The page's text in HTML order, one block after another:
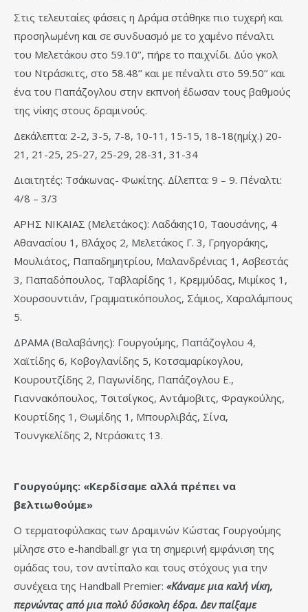
Στις τελευταίες φάσεις η Δράμα στάθηκε πιο τυχερή και
προσηλωμένη και σε συνδυασμό με το χαμένο πέναλτι
του Μελετάκου στο 59.10’’, πήρε το παιχνίδι. Δύο γκολ
του Ντράσκιτς, στο 58.48’’ και με πέναλτι στο 59.50’’ και
ένα του Παπάζογλου στην εκπνοή έδωσαν τους βαθμούς
της νίκης στους δραμινούς.
Δεκάλεπτα: 2-2, 3-5, 7-8, 10-11, 15-15, 18-18(ημίχ.) 20-
21, 21-25, 25-27, 25-29, 28-31, 31-34
Διαιτητές: Τσάκωνας- Φωκίτης. Δίλεπτα: 9 – 9. Πέναλτι:
4/8 – 3/3
ΑΡΗΣ ΝΙΚΑΙΑΣ (Μελετάκος): Λαδάκης10, Ταουσάνης, 4
Αθανασίου 1, Βλάχος 2, Μελετάκος Γ. 3, Γρηγοράκης,
Μουλιάτος, Παπαδημητρίου, Μαλανδρένιας 1, Ασβεστάς
3, Παπαδόπουλος, Ταβλαρίδης 1, Κρεμμύδας, Μιμίκος 1,
Χουρσουντιάν, Γραμματικόπουλος, Σάμιος, Χαραλάμπους
5.
ΔΡΑΜΑ (Βαλαβάνης): Γουργούμης, Παπάζογλου 4,
Χαϊτίδης 6, Κοβογλανίδης 5, Κοτσαμαρίκογλου,
Κουρουτζίδης 2, Παγωνίδης, Παπάζογλου Ε.,
Γιαννακόπουλος, Τσιτσίγκος, Αντάμοβιτς, Φραγκούλης,
Κουρτίδης 1, Θωμίδης 1, Μπουρλιβάς, Σίνα,
Τουνγκελίδης 2, Ντράσκιτς 13.
Γουργούμης: «Κερδίσαμε αλλά πρέπει να
βελτιωθούμε»
Ο τερματοφύλακας των Δραμινών Κώστας Γουργούμης
μίλησε στο e-handball.gr για τη σημερινή εμφάνιση της
ομάδας του, τον αντίπαλο και τους στόχους για την
συνέχεια της Handball Premier: «Κάναμε μια καλή νίκη,
περνώντας από μια πολύ δύσκολη έδρα. Δεν παίξαμε